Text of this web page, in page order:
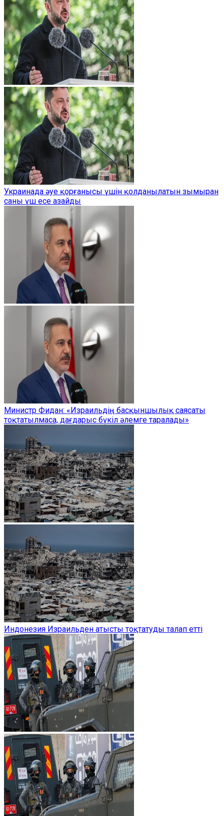
Украинада әуе қорғанысы үшін қолданылатын зымыран
саны үш есе азайды
Министр Фидан: «Израильдің басқыншылық саясаты
тоқтатылмаса, дағдарыс бүкіл әлемге таралады»
Индонезия Израильден атысты тоқтатуды талап етті